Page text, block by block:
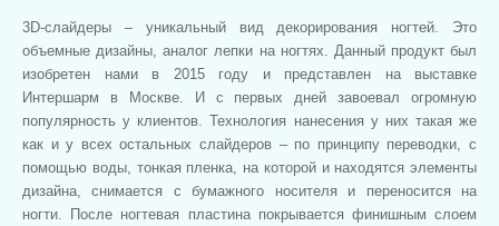
3D-cлайдеры – уникальный вид декорирования ногтей. Это
объемные дизайны, аналог лепки на ногтях. Данный продукт был
изобретен нами в 2015 году и представлен на выставке
Интершарм в Москве. И с первых дней завоевал огромную
популярность у клиентов. Технология нанесения у них такая же
как и у всех остальных слайдеров – по принципу переводки, с
помощью воды, тонкая пленка, на которой и находятся элементы
дизайна, снимается с бумажного носителя и переносится на
ногти. После ногтевая пластина покрывается финишным слоем